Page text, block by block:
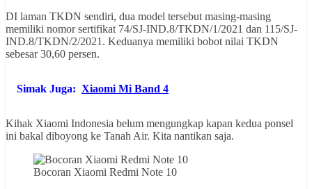
DI laman TKDN sendiri, dua model tersebut masing-masing
memiliki nomor sertifikat 74/SJ-IND.8/TKDN/1/2021 dan 115/SJ-
IND.8/TKDN/2/2021. Keduanya memiliki bobot nilai TKDN
sebesar 30,60 persen.
Simak Juga: Xiaomi Mi Band 4
Kihak Xiaomi Indonesia belum mengungkap kapan kedua ponsel
ini bakal diboyong ke Tanah Air. Kita nantikan saja.
Bocoran Xiaomi Redmi Note 10